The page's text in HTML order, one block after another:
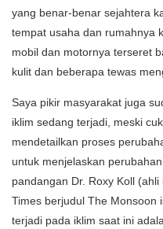
yang benar-benar sejahtera
tempat usaha dan rumahnya
mobil dan motornya terseret
kulit dan beberapa tewas
Saya pikir masyarakat juga
iklim sedang terjadi, meski
mendetailkan proses
untuk menjelaskan
pandangan Dr. Roxy Koll
Times berjudul The Monsoon
terjadi pada iklim saat ini